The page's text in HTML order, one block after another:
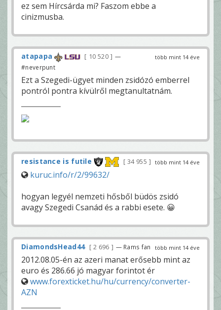
ez sem Hírcsárda mi? Faszom ebbe a
cinizmusba.
több mint 14 éve
atapapa 10 520
—
#neverpunt
Ezt a Szegedi-ügyet minden zsidózó emberrel
pontról pontra kívülről megtanultatnám.
több mint 14 éve
resistance is futile 34 955
kuruc.info/r/2/99632/
hogyan legyél nemzeti hősből büdös zsidó
avagy Szegedi Csanád és a rabbi esete. 😀
több mint 14 éve
DiamondsHead44 2 696 — Rams fan
2012.08.05-én az azeri manat erősebb mint az
euro és 286.66 jó magyar forintot ér
www.forexticket.hu/hu/currency/converter-
AZN